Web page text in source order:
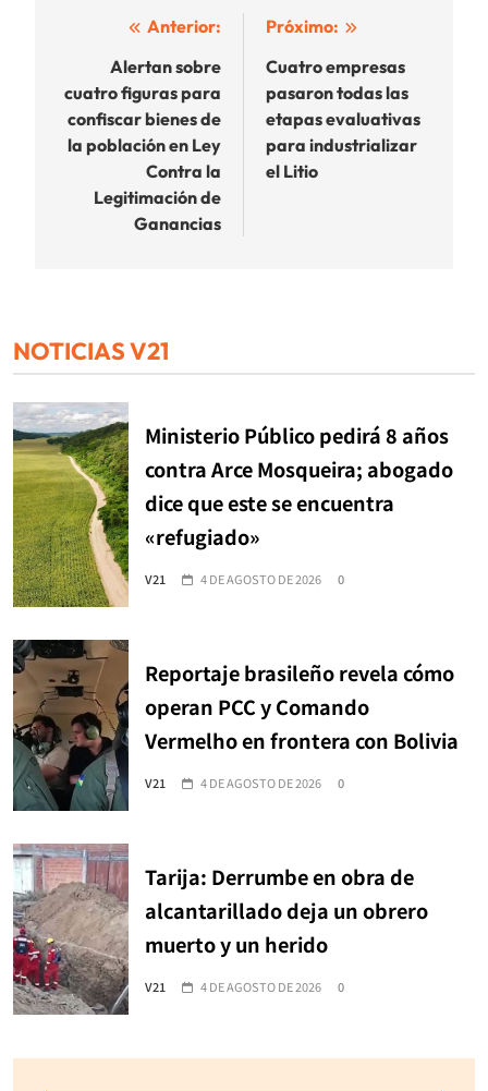
Navegación
entradas
Anterior:
Alertan sobre
cuatro figuras para
confiscar bienes de
la población en Ley
Contra la
Legitimación de
Ganancias
Próximo:
Cuatro empresas
pasaron todas las
etapas evaluativas
para industrializar
el Litio
NOTICIAS V21
Ministerio Público pedirá 8 años
contra Arce Mosqueira; abogado
dice que este se encuentra
«refugiado»
V21 4 DE AGOSTO DE 2026 0
Reportaje brasileño revela cómo
operan PCC y Comando
Vermelho en frontera con Bolivia
V21 4 DE AGOSTO DE 2026 0
Tarija: Derrumbe en obra de
alcantarillado deja un obrero
muerto y un herido
V21 4 DE AGOSTO DE 2026 0